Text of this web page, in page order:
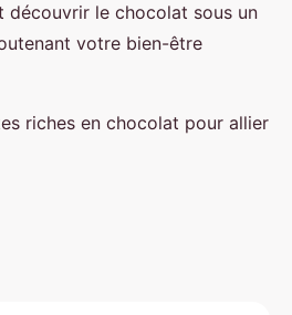
découvrir le chocolat sous un
votre bien-être
riches en chocolat pour allier